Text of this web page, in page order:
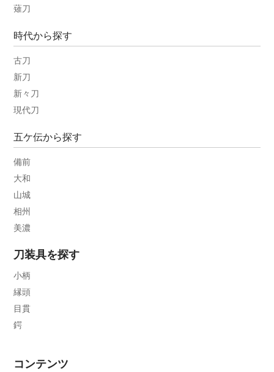
薙刀
時代から探す
古刀
新刀
新々刀
現代刀
五ケ伝から探す
備前
大和
山城
相州
美濃
刀装具を探す
小柄
縁頭
目貫
鍔
コンテンツ